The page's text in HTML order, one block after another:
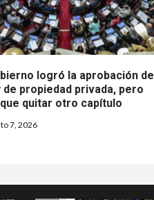
logró la aprobación de
de propiedad privada, pero
quitar otro capítulo
7, 2026